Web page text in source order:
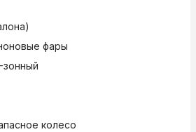
фары
зонный
колесо